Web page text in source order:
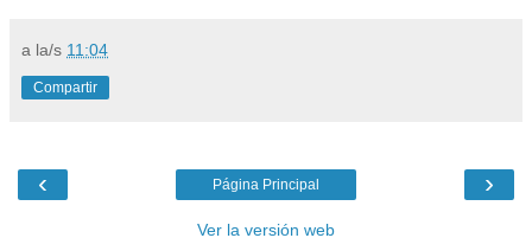
a la/s 11:04
Compartir
‹ ›
Página Principal
Ver la versión web